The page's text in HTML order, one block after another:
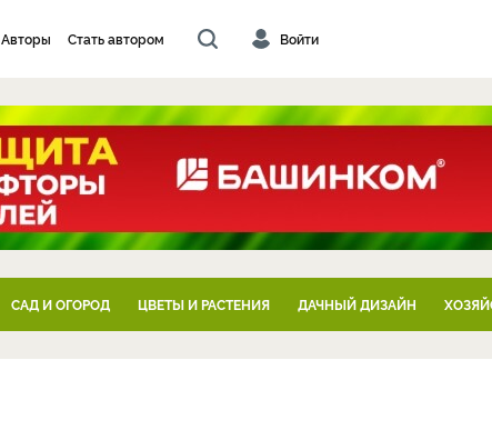
Авторы Стать автором Войти
САД И ОГОРОД ЦВЕТЫ И РАСТЕНИЯ ДАЧНЫЙ ДИЗАЙН